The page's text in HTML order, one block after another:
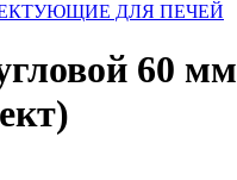
ДЛЯ ПЕЧЕЙ
60 мм